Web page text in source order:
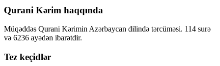
Qurani Kərim haqqında
Müqəddəs Qurani Kərimin Azərbaycan dilində tərcüməsi. 114 surə
və 6236 ayədən ibarətdir.
Tez keçidlər